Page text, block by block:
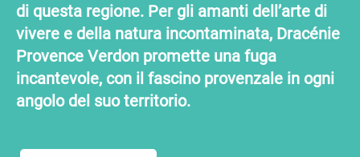
di questa regione. Per gli amanti dell’arte di
vivere e della natura incontaminata, Dracénie
Provence Verdon promette una fuga
incantevole, con il fascino provenzale in ogni
angolo del suo territorio.